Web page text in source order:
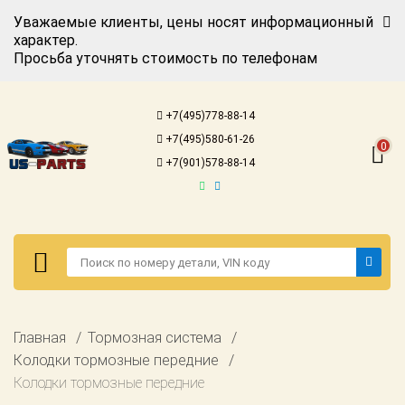
Уважаемые клиенты, цены носят информационный
характер.
Просьба уточнять стоимость по телефонам
+7(495)778-88-14
+7(495)580-61-26
+7(901)578-88-14
0
Авторизация
американских
автомобилей
запросу
техобслуживание
Регистрация
Главная
Тормозная система
Колодки тормозные передние
Колодки тормозные передние